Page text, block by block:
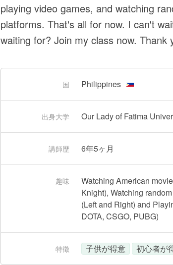
playing video games, and watching
platforms. That's all for now. I can't
waiting for? Join my class now. Thank
国 Philippines
出身大学 Our Lady of Fatima
講師歴 6年5ヶ月
趣味
Watching American
Knight), Watching
(Left and Right) and
DOTA, CSGO, PUBG)
特徴 子供が得意 初心者が